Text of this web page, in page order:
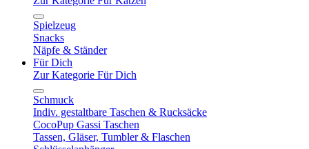
Spielzeug
Snacks
Näpfe & Ständer
Für Dich
Zur Kategorie Für Dich
Schmuck
Indiv. gestaltbare Taschen & Rucksäcke
CocoPup Gassi Taschen
Tassen, Gläser, Tumbler & Flaschen